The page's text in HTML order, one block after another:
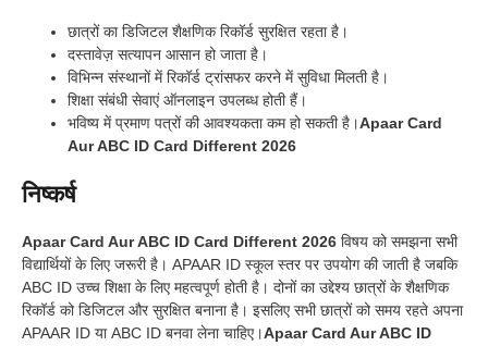
छात्रों का डिजिटल शैक्षणिक रिकॉर्ड सुरक्षित रहता है।
दस्तावेज़ सत्यापन आसान हो जाता है।
विभिन्न संस्थानों में रिकॉर्ड ट्रांसफर करने में सुविधा मिलती है।
शिक्षा संबंधी सेवाएं ऑनलाइन उपलब्ध होती हैं।
भविष्य में प्रमाण पत्रों की आवश्यकता कम हो सकती है।Apaar Card
Aur ABC ID Card Different 2026
निष्कर्ष
Apaar Card Aur ABC ID Card Different 2026 विषय को समझना सभी
विद्यार्थियों के लिए जरूरी है। APAAR ID स्कूल स्तर पर उपयोग की जाती है जबकि
ABC ID उच्च शिक्षा के लिए महत्वपूर्ण होती है। दोनों का उद्देश्य छात्रों के शैक्षणिक
रिकॉर्ड को डिजिटल और सुरक्षित बनाना है। इसलिए सभी छात्रों को समय रहते अपना
APAAR ID या ABC ID बनवा लेना चाहिए।Apaar Card Aur ABC ID